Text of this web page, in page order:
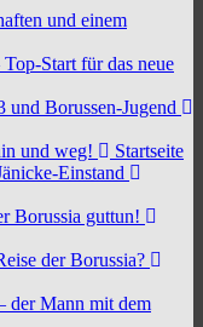
und einem
Start für das neue
und Borussen-Jugend
und weg!
Startseite
Einstand
Borussia guttun!
der Borussia?
der Mann mit dem